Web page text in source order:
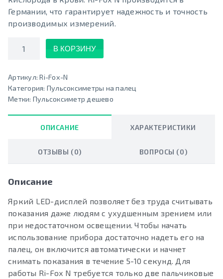
Германии, что гарантирует надежность и точность
производимых измерений.
Количество
В КОРЗИНУ
Артикул:Ri-Fox-N
Категория: Пульсоксиметры на палец
Метки: Пульсоксиметр дешево
ОПИСАНИЕ ХАРАКТЕРИСТИКИ
ОТЗЫВЫ (0) ВОПРОСЫ (0)
Описание
Яркий LED-дисплей позволяет без труда считывать
показания даже людям с ухудшенным зрением или
при недостаточном освещении. Чтобы начать
использование прибора достаточно надеть его на
палец, он включится автоматически и начнет
снимать показания в течение 5-10 секунд. Для
работы Ri-Fox N требуется только две пальчиковые